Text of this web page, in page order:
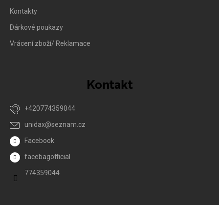
Kontakty
Dárkové poukazy
Vrácení zboží/ Reklamace
Kontakt
unidax@seznam.cz
+420774359044
Facebook
facebagofficial
774359044